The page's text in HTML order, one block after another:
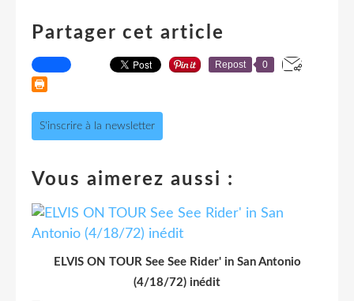
Partager cet article
Repost 0
S'inscrire à la newsletter
Vous aimerez aussi :
ELVIS ON TOUR See See Rider' in San Antonio
(4/18/72) inédit